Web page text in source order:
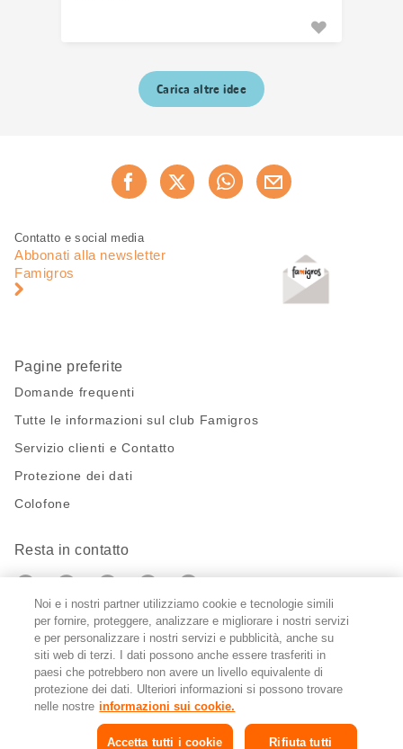
Carica altre idee
Consiglia ora
Piè
pagina
Navigazione
pagina
Contatto e social media
Abbonati alla newsletter
Famigros
Pagine preferite
Domande frequenti
Tutte le informazioni sul club Famigros
Servizio clienti e Contatto
Protezione dei dati
Colofone
Resta in contatto
https://twitter.com/migros?
https://www.youtube.com/user/
PinterestInstagram
Impostazioni cookie
FR IT
Noi e i nostri partner utilizziamo cookie e tecnologie simili
per fornire, proteggere, analizzare e migliorare i nostri servizi
e per personalizzare i nostri servizi e pubblicità, anche su
siti web di terzi. I dati possono anche essere trasferiti in
paesi che potrebbero non avere un livello equivalente di
protezione dei dati. Ulteriori informazioni si possono trovare
nelle nostre informazioni sui cookie.
Rifiuta tutti
Accetta tutti i cookie